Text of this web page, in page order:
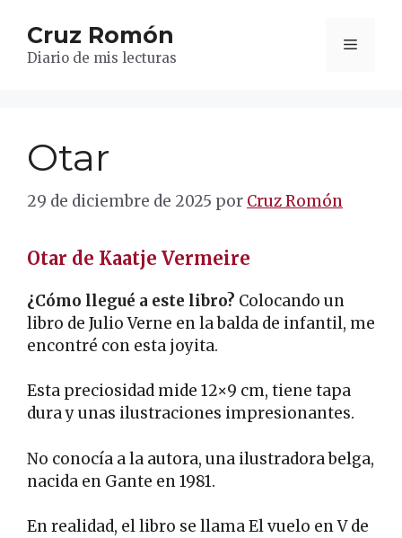
contenido
Cruz Romón
Diario de mis lecturas
Menú
Otar
29 de diciembre de 2025 por Cruz Romón
Otar de Kaatje Vermeire
¿Cómo llegué a este libro? Colocando un
libro de Julio Verne en la balda de infantil, me
encontré con esta joyita.
Esta preciosidad mide 12×9 cm, tiene tapa
dura y unas ilustraciones impresionantes.
No conocía a la autora, una ilustradora belga,
nacida en Gante en 1981.
En realidad, el libro se llama El vuelo en V de